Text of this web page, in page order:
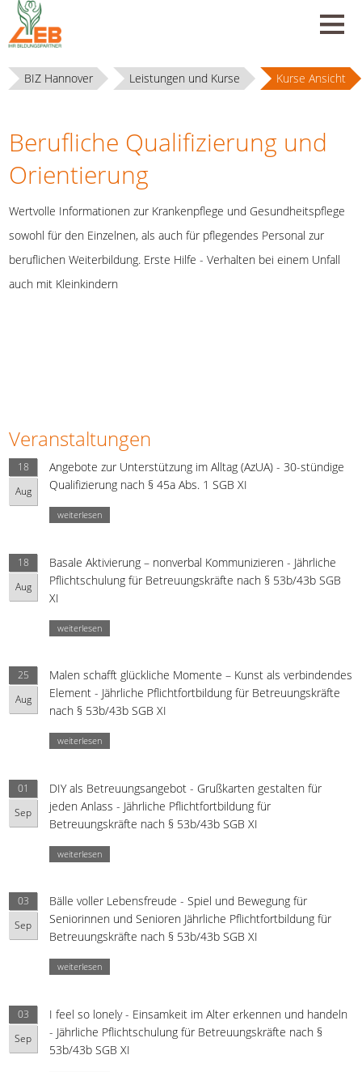
BIZ Hannover Leistungen und Kurse Kurse Ansicht
Berufliche Qualifizierung und
Orientierung
Wertvolle Informationen zur Krankenpflege und Gesundheitspflege
sowohl für den Einzelnen, als auch für pflegendes Personal zur
beruflichen Weiterbildung. Erste Hilfe - Verhalten bei einem Unfall
auch mit Kleinkindern
Veranstaltungen
18
Aug
Angebote zur Unterstützung im Alltag (AzUA) - 30-stündige
Qualifizierung nach § 45a Abs. 1 SGB XI
weiterlesen
18
Aug
Basale Aktivierung – nonverbal Kommunizieren - Jährliche
Pflichtschulung für Betreuungskräfte nach § 53b/43b SGB
XI
weiterlesen
25
Aug
Malen schafft glückliche Momente – Kunst als verbindendes
Element - Jährliche Pflichtfortbildung für Betreuungskräfte
nach § 53b/43b SGB XI
weiterlesen
01
Sep
DIY als Betreuungsangebot - Grußkarten gestalten für
jeden Anlass - Jährliche Pflichtfortbildung für
Betreuungskräfte nach § 53b/43b SGB XI
weiterlesen
03
Sep
Bälle voller Lebensfreude - Spiel und Bewegung für
Seniorinnen und Senioren Jährliche Pflichtfortbildung für
Betreuungskräfte nach § 53b/43b SGB XI
weiterlesen
03
Sep
I feel so lonely - Einsamkeit im Alter erkennen und handeln
- Jährliche Pflichtschulung für Betreuungskräfte nach §
53b/43b SGB XI